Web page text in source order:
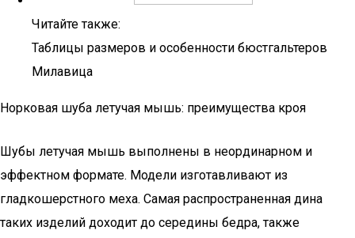
Читайте также:
Таблицы размеров и особенности бюстгальтеров
Милавица
Норковая шуба летучая мышь: преимущества кроя
Шубы летучая мышь выполнены в неординарном и
эффектном формате. Модели изготавливают из
гладкошерстного меха. Самая распространенная дина
таких изделий доходит до середины бедра, также